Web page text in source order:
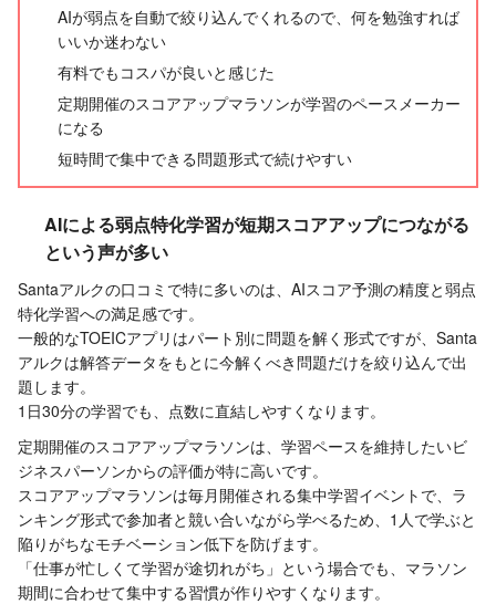
AIが弱点を自動で絞り込んでくれるので、何を勉強すれば
いいか迷わない
有料でもコスパが良いと感じた
定期開催のスコアアップマラソンが学習のペースメーカー
になる
短時間で集中できる問題形式で続けやすい
AIによる弱点特化学習が短期スコアアップにつながる
という声が多い
Santaアルクの口コミで特に多いのは、AIスコア予測の精度と弱点
特化学習への満足感です。
一般的なTOEICアプリはパート別に問題を解く形式ですが、Santa
アルクは解答データをもとに今解くべき問題だけを絞り込んで出
題します。
1日30分の学習でも、点数に直結しやすくなります。
定期開催のスコアアップマラソンは、学習ペースを維持したいビ
ジネスパーソンからの評価が特に高いです。
スコアアップマラソンは毎月開催される集中学習イベントで、ラ
ンキング形式で参加者と競い合いながら学べるため、1人で学ぶと
陥りがちなモチベーション低下を防げます。
「仕事が忙しくて学習が途切れがち」という場合でも、マラソン
期間に合わせて集中する習慣が作りやすくなります。